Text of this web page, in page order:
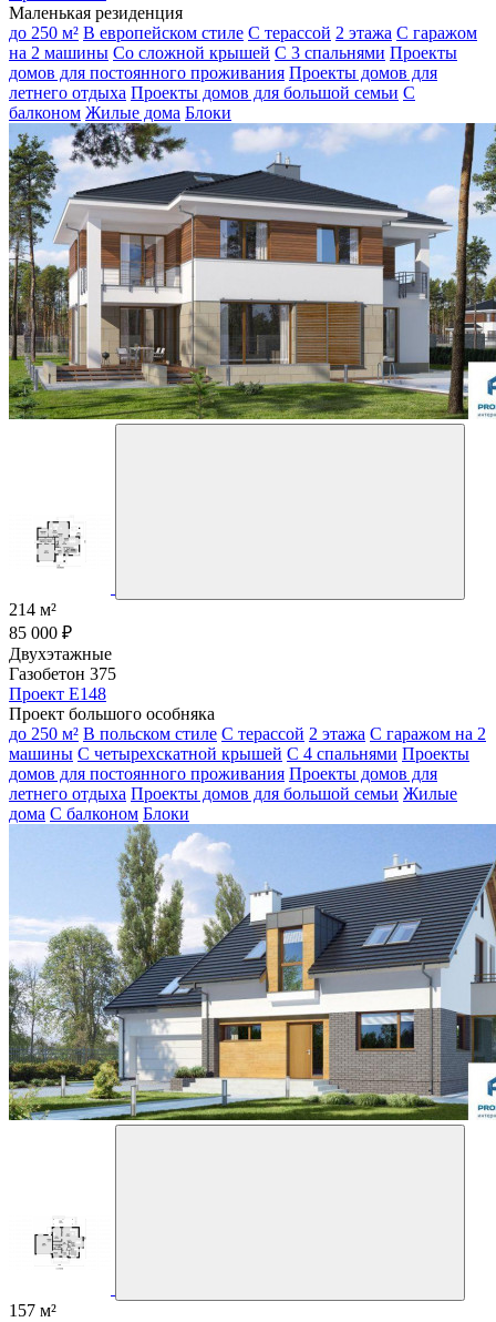
Маленькая резиденция
до 250 м² В европейском стиле С терассой 2 этажа С гаражом
на 2 машины Со сложной крышей С 3 спальнями Проекты
домов для постоянного проживания Проекты домов для
летнего отдыха Проекты домов для большой семьи С
балконом Жилые дома Блоки
214 м²
85 000 ₽
Двухэтажные
Газобетон 375
Проект E148
Проект большого особняка
до 250 м² В польском стиле С терассой 2 этажа С гаражом на 2
машины С четырехскатной крышей С 4 спальнями Проекты
домов для постоянного проживания Проекты домов для
летнего отдыха Проекты домов для большой семьи Жилые
дома С балконом Блоки
157 м²